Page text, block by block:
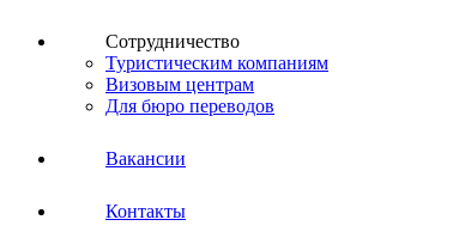
Сотрудничество
Туристическим компаниям
Визовым центрам
Для бюро переводов
Вакансии
Контакты